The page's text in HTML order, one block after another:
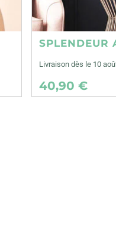
SPLENDEUR
Livraison dès le 10
40,90 €